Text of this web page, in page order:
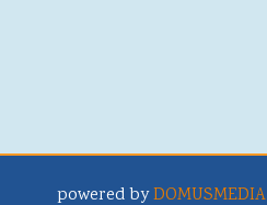
powered byDOMUSMEDIA